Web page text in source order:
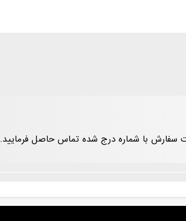
سفارش با شماره درج شده تماس حاصل فرمایید.